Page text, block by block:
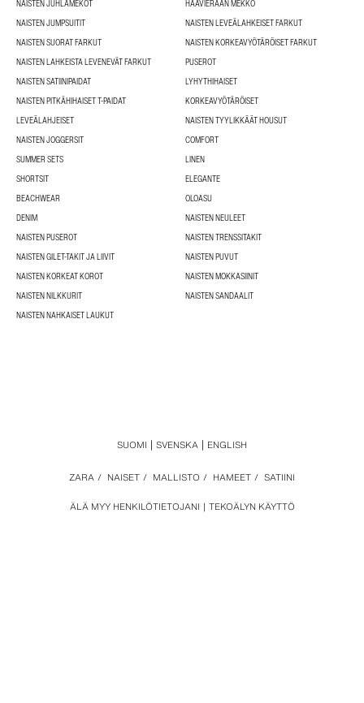
NAISTEN JUHLAMEKOT
HÄÄVIERAAN MEKKO
NAISTEN JUMPSUITIT
NAISTEN LEVEÄLAHKEISET FARKUT
NAISTEN SUORAT FARKUT
NAISTEN KORKEAVYÖTÄRÖISET FARKUT
NAISTEN LAHKEISTA LEVENEVÄT FARKUT
PUSEROT
NAISTEN SATIINIPAIDAT
LYHYTHIHAISET
NAISTEN PITKÄHIHAISET T-PAIDAT
KORKEAVYÖTÄRÖISET
LEVEÄLAHJEISET
NAISTEN TYYLIKKÄÄT HOUSUT
NAISTEN JOGGERSIT
COMFORT
SUMMER SETS
LINEN
SHORTSIT
ELEGANTE
BEACHWEAR
OLOASU
DENIM
NAISTEN NEULEET
NAISTEN PUSEROT
NAISTEN TRENSSITAKIT
NAISTEN GILET-TAKIT JA LIIVIT
NAISTEN PUVUT
NAISTEN KORKEAT KOROT
NAISTEN MOKKASIINIT
NAISTEN NILKKURIT
NAISTEN SANDAALIT
NAISTEN NAHKAISET LAUKUT
ÄLÄ MYY HENKILÖTIETOJANI TEKOÄLYN KÄYTTÖ
ZARA / NAISET / MALLISTO / HAMEET / SATIINI
SUOMI SVENSKA ENGLISH